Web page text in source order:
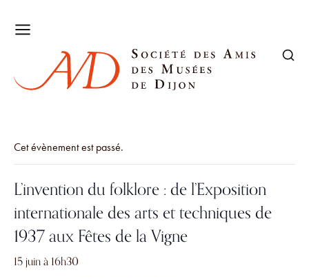
Cet évènement est passé.
L’invention du folklore : de l’Exposition
internationale des arts et techniques de
1937 aux Fêtes de la Vigne
15 juin à 16h30